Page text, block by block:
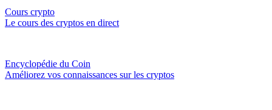
Cours crypto
Le cours des cryptos en direct
Encyclopédie du Coin
Améliorez vos connaissances sur les cryptos